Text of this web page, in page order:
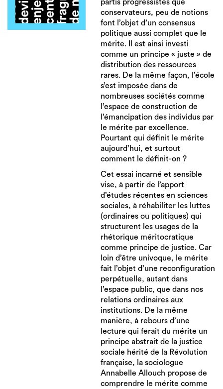
partis progressistes que
conservateurs, peu de notions
font l’objet d’un consensus
politique aussi complet que le
mérite. Il est ainsi investi
comme un principe « juste » de
distribution des ressources
rares. De la même façon, l’école
s’est imposée dans de
nombreuses sociétés comme
l’espace de construction de
l’émancipation des individus par
le mérite par excellence.
Pourtant qui définit le mérite
aujourd’hui, et surtout
comment le définit-on ?
Cet essai incarné et sensible
vise, à partir de l’apport
d’études récentes en sciences
sociales, à réhabiliter les luttes
(ordinaires ou politiques) qui
structurent les usages de la
rhétorique méritocratique
comme principe de justice. Car
loin d’être univoque, le mérite
fait l’objet d’une reconfiguration
perpétuelle, autant dans
l’espace public, que dans nos
relations ordinaires aux
institutions. De la même
manière, à rebours d’une
lecture qui ferait du mérite un
principe abstrait de la justice
sociale hérité de la Révolution
française, la sociologue
Annabelle Allouch propose de
comprendre le mérite comme